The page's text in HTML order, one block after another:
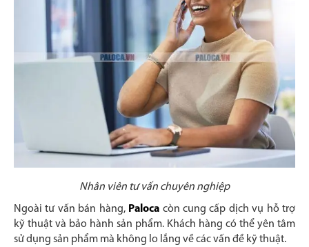
Nhân viên tư vấn chuyên nghiệp
Ngoài tư vấn bán hàng, Paloca còn cung cấp dịch vụ hỗ trợ
kỹ thuật và bảo hành sản phẩm. Khách hàng có thể yên tâm
sử dụng sản phẩm mà không lo lắng về các vấn đề kỹ thuật.